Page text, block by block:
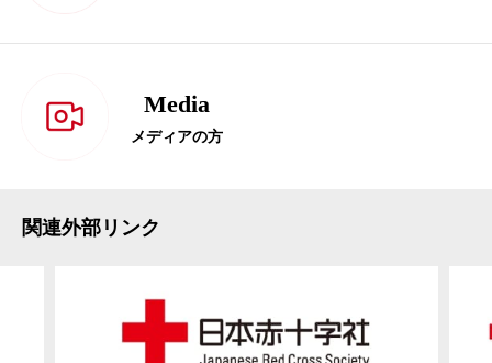
Media
メディアの方
関連外部リンク